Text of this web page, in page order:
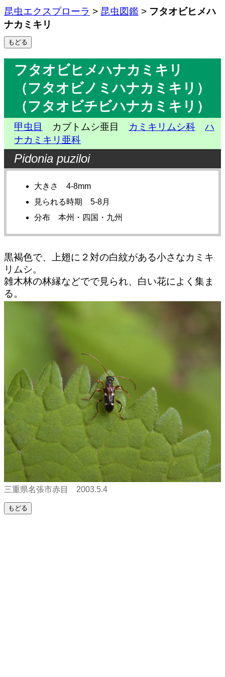
昆虫エクスプローラ > 昆虫図鑑 > フタオビヒメハ
ナカミキリ
フタオビヒメハナカミキリ
（フタオビノミハナカミキリ）
（フタオビチビハナカミキリ）
甲虫目 カブトムシ亜目 カミキリムシ科
ハ
ナカミキリ亜科
Pidonia puziloi
大きさ 4-8mm
見られる時期 5-8月
分布 本州・四国・九州
黒褐色で、上翅に２対の白紋がある小さなカミキ
リムシ。
雑木林の林縁などでで見られ、白い花によく集ま
る。
三重県名張市赤目 2003.5.4